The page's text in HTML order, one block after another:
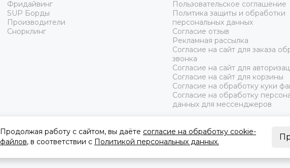
Фридайвинг
SUP Борды
Производители
Снорклинг
Пользовательское соглашение
Политика защиты и обработки
персональных данных
Согласие отзыв
Рекламная рассылка
Согласие на сайт для заказа
звонка
Согласие на сайт для
Согласие на сайт для корзины
Согласие на обработку куки
Согласие на обработку
данных для мессенджеров
Продолжая работу с сайтом, вы даёте согласие на обработку cookie-
файлов, в соответствии с Политикой персональных данных.